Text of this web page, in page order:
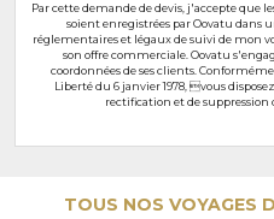
Par cette demande de devis, j'accepte que
soient enregistrées par Oovatu dans
réglementaires et légaux de suivi de mon
son offre commerciale. Oovatu
coordonnées de ses clients.
Liberté du 6 janvier 1978, vous
rectification et de suppression
TOUS NOS VOYAGES